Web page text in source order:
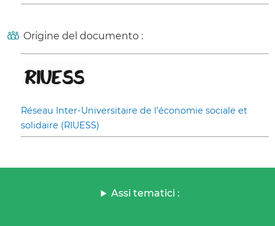
Origine del documento :
Réseau Inter-Universitaire de l’économie sociale et
solidaire (RIUESS)
Assi tematici :